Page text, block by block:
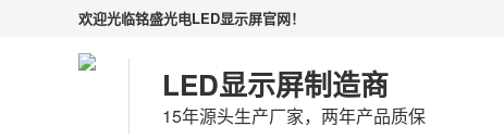
欢迎光临铭盛光电LED显示屏官网！
LED显示屏制造商
15年源头生产厂家，两年产品质保